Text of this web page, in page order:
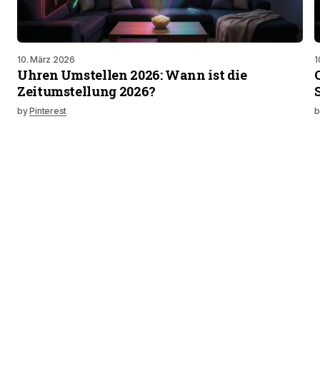
10. März 2026
Uhren Umstellen 2026: Wann ist die
Zeitumstellung 2026?
byPinterest